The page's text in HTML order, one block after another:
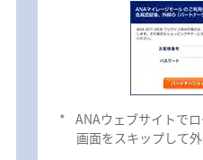
* ANAウェブサイトで
画面をスキップして